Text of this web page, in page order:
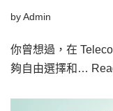
byAdmin
你曾想過，在
夠自由選擇和…